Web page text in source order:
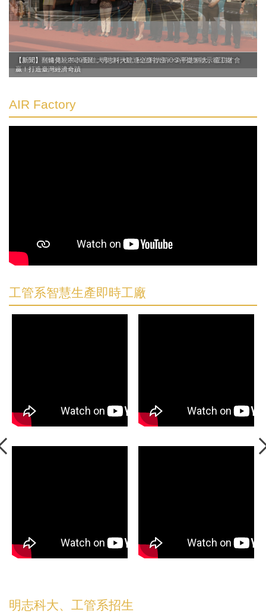
【新聞】《遠見》2020 最佳大學排行榜，私立科大第一為明志科大。愛拼才會
贏！打造臺灣經濟奇蹟
AIR Factory
工管系智慧生產即時工廠
明志科大、工管系招生